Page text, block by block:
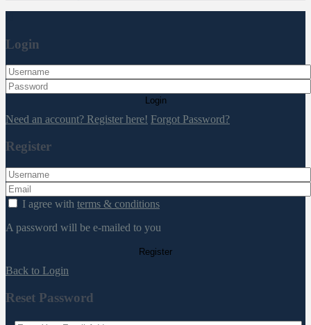
Login
Login
Need an account? Register here! Forgot Password?
Register
I agree with terms & conditions
A password will be e-mailed to you
Register
Back to Login
Reset Password